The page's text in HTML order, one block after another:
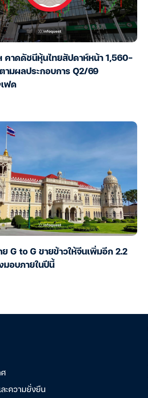
คาดดัชนีหุ้นไทยสัปดาห์หน้า 1,560-
ามผลประกอบการ Q2/69
ฟด
ย G to G ขายข้าวให้จีนเพิ่มอีก 2.2
มอบภายในปีนี้
ศ
ะความยั่งยืน